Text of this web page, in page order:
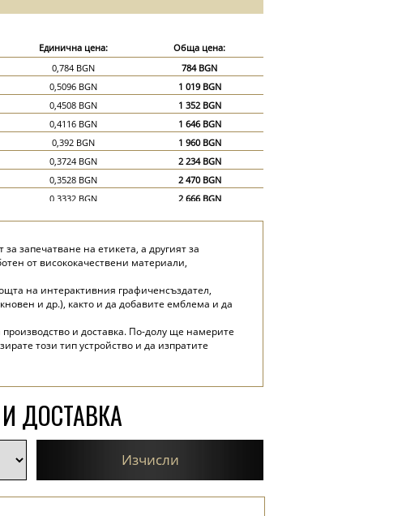
Единична цена:
Обща цена:
0,784 BGN
784 BGN
0,5096 BGN
1 019 BGN
0,4508 BGN
1 352 BGN
0,4116 BGN
1 646 BGN
0,392 BGN
1 960 BGN
0,3724 BGN
2 234 BGN
0,3528 BGN
2 470 BGN
0,3332 BGN
2 666 BGN
0,2548 BGN
3 822 BGN
запечатване на етикета, а другият за
от висококачествени материали,
на интерактивния графиченсъздател,
и др.), както и да добавите емблема и да
и доставка. По-долу ще намерите
този тип устройство и да изпратите
ДОСТАВКА
Изчисли